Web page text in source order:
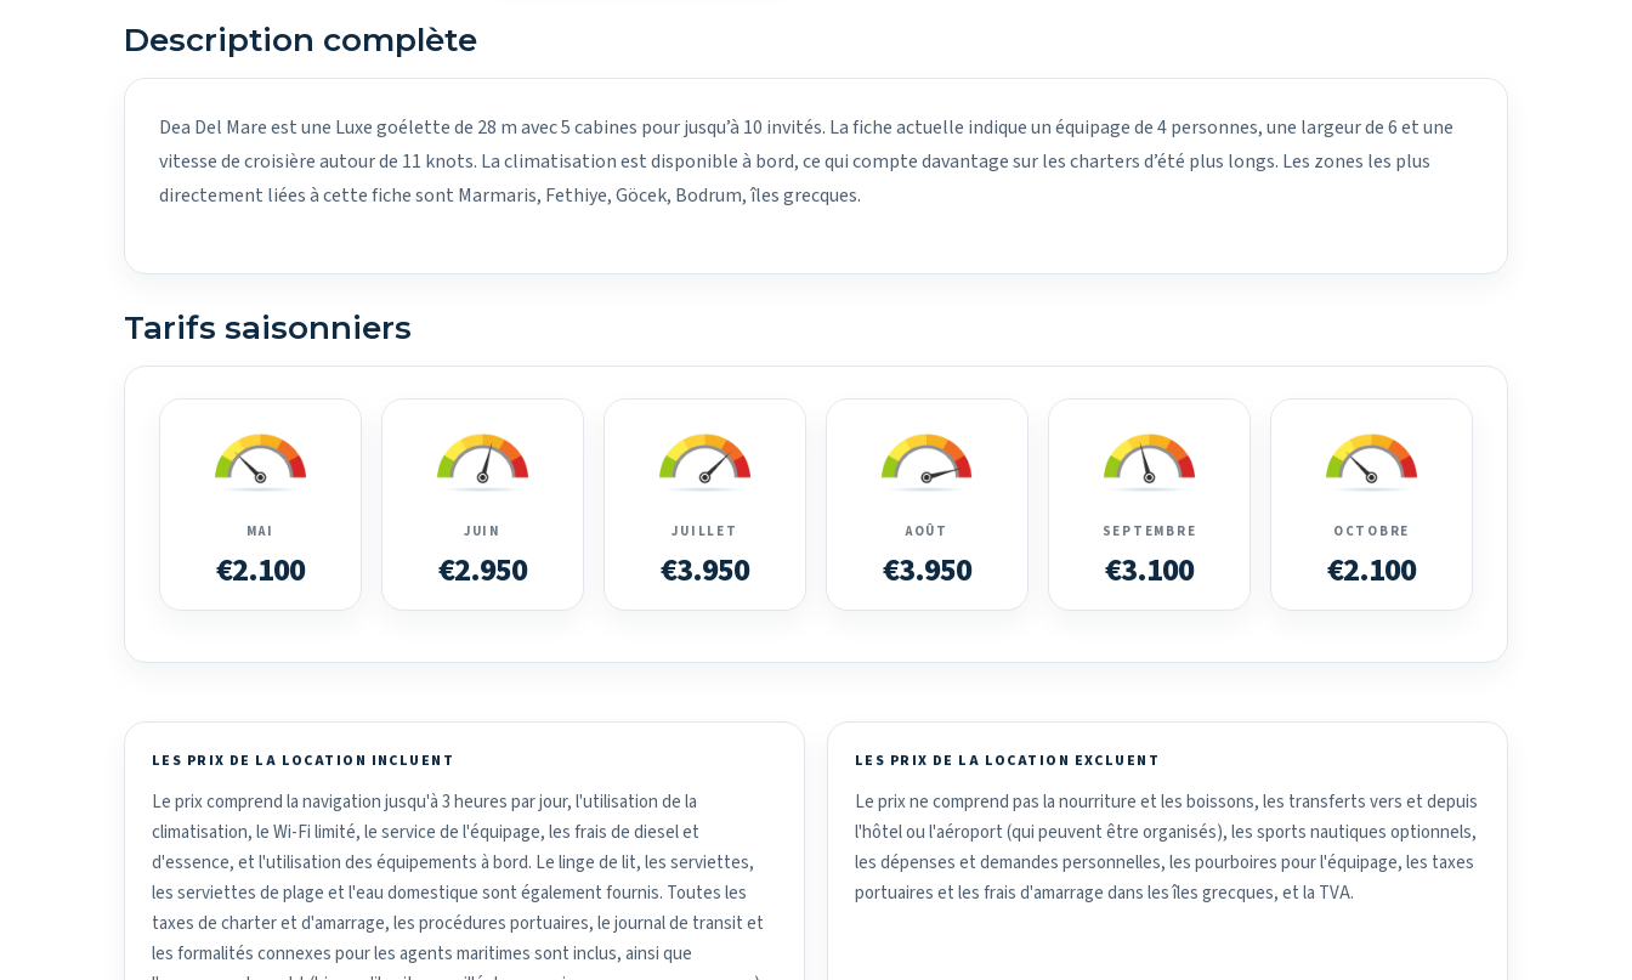
Description complète
Dea Del Mare est une Luxe goélette de 28 m avec 5 cabines pour jusqu’à 10 invités. La fiche actuelle indique un équipage de 4 personnes, une largeur de 6 et une
vitesse de croisière autour de 11 knots. La climatisation est disponible à bord, ce qui compte davantage sur les charters d’été plus longs. Les zones les plus
directement liées à cette fiche sont Marmaris, Fethiye, Göcek, Bodrum, îles grecques.
Tarifs saisonniers
MAI
€2.100
JUIN
€2.950
JUILLET
€3.950
AOÛT
€3.950
SEPTEMBRE
€3.100
OCTOBRE
€2.100
LES PRIX DE LA LOCATION INCLUENT
Le prix comprend la navigation jusqu'à 3 heures par jour, l'utilisation de la
climatisation, le Wi-Fi limité, le service de l'équipage, les frais de diesel et
d'essence, et l'utilisation des équipements à bord. Le linge de lit, les serviettes,
les serviettes de plage et l'eau domestique sont également fournis. Toutes les
taxes de charter et d'amarrage, les procédures portuaires, le journal de transit et
les formalités connexes pour les agents maritimes sont inclus, ainsi que
LES PRIX DE LA LOCATION EXCLUENT
Le prix ne comprend pas la nourriture et les boissons, les transferts vers et depuis
l'hôtel ou l'aéroport (qui peuvent être organisés), les sports nautiques optionnels,
les dépenses et demandes personnelles, les pourboires pour l'équipage, les taxes
portuaires et les frais d'amarrage dans les îles grecques, et la TVA.